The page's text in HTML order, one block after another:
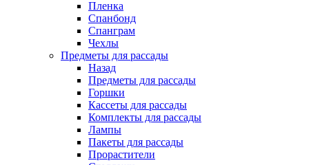
Пленка
Спанбонд
Спанграм
Чехлы
Предметы для рассады
Назад
Предметы для рассады
Горшки
Кассеты для рассады
Комплекты для рассады
Лампы
Пакеты для рассады
Прорастители